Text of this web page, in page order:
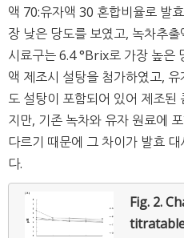
액 70:유자액 30 혼합비율로 발
장 낮은 당도를 보였고, 녹차추
시료구는 6.4 °Brix로 가장 높은
액 제조시 설탕을 첨가하였고,
도 설탕이 포함되어 있어 제조된
지만, 기존 녹차와 유자 원료에
다르기 때문에 그 차이가 발효
다.
Fig. 2.